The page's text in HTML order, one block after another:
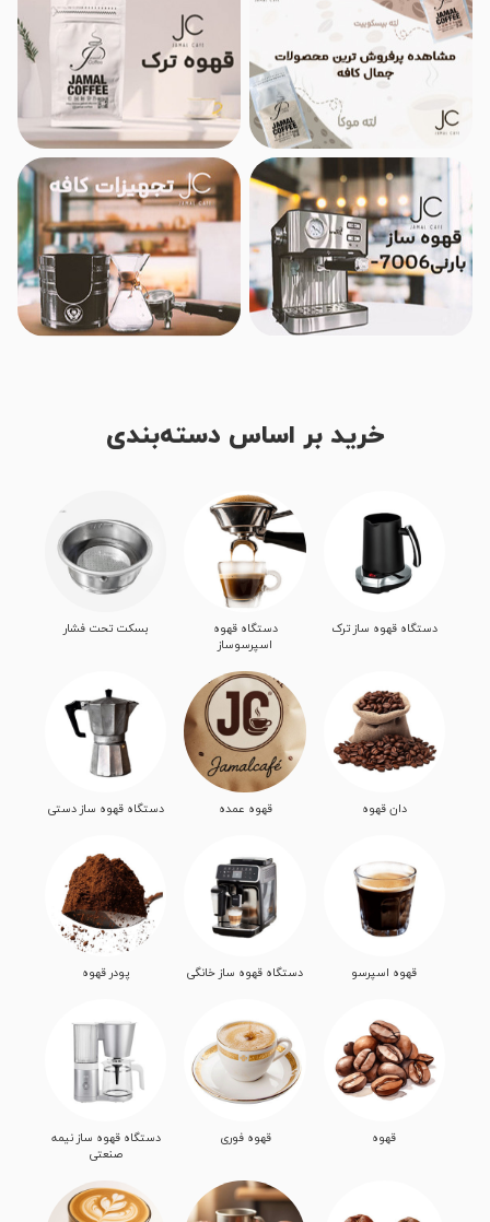
خرید بر اساس دسته‌بندی
دستگاه قهوه ساز ترک
دستگاه قهوه
اسپرسوساز
بسکت تحت فشار
دان قهوه قهوه عمده دستگاه قهوه ساز دستی
قهوه اسپرسو دستگاه قهوه ساز خانگی پودر قهوه
قهوه قهوه فوری
دستگاه قهوه ساز نیمه
صنعتی